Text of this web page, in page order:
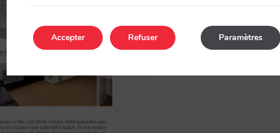
Accepter Paramètres
Refuser